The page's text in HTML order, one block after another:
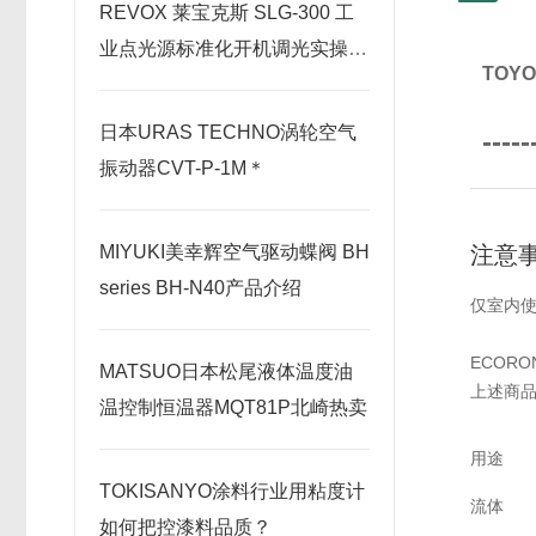
REVOX 莱宝克斯 SLG-300 工
业点光源标准化开机调光实操使
日本URAS TECHNO涡轮空气
振动器CVT-P-1M＊
MIYUKI美幸辉空气驱动蝶阀 BH
series BH-N40产品介绍
MATSUO日本松尾液体温度油
温控制恒温器MQT81P北崎热卖
TOKISANYO涂料行业用粘度计
如何把控漆料品质？
注意
仅室内
上述商
用途
流体